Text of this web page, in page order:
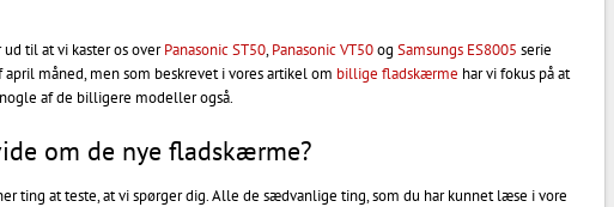
til at vi kaster os overPanasonic ST50,Panasonic VT50og Samsungs ES8005 serie
måned, men som beskrevet i vores artikel om billige fladskærme har vi fokus på at
af de billigere modeller også.
om de nye fladskærme?
ting at teste, at vi spørger dig. Alle de sædvanlige ting, som du har kunnet læse i vore